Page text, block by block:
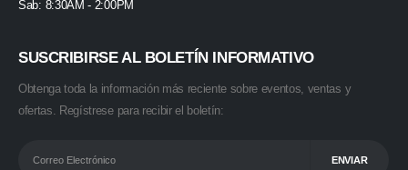
Sab: 8:30AM - 2:00PM
SUSCRIBIRSE AL BOLETÍN INFORMATIVO
Obtenga toda la información más reciente sobre eventos, ventas y
ofertas. Regístrese para recibir el boletín: